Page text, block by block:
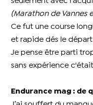
(Marathon de Vannes
Ce fut une course
et rapide dés le
Je pense être parti
sans expérience
Endurance mag : de